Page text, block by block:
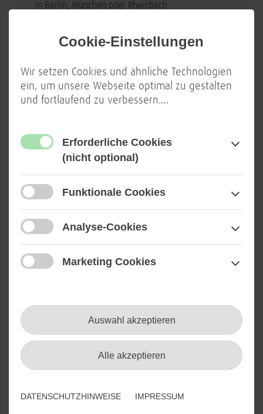
Cookie-Einstellungen
Wir setzen Cookies und ähnliche Technologien
ein, um unsere Webseite optimal zu gestalten
und fortlaufend zu verbessern.…
Erforderliche Cookies
(nicht optional)
Funktionale Cookies
Analyse-Cookies
Marketing Cookies
Auswahl akzeptieren
Alle akzeptieren
DATENSCHUTZHINWEISE IMPRESSUM
in Berlin, München oder Rheinbach
eHealth (m/w/d)
in Meckenheim, Bonn, Frankfurt, Nürnberg,
München, Hamburg oder Berlin
IT Projektmanagement
Solution Design
Beschaffungsprozess